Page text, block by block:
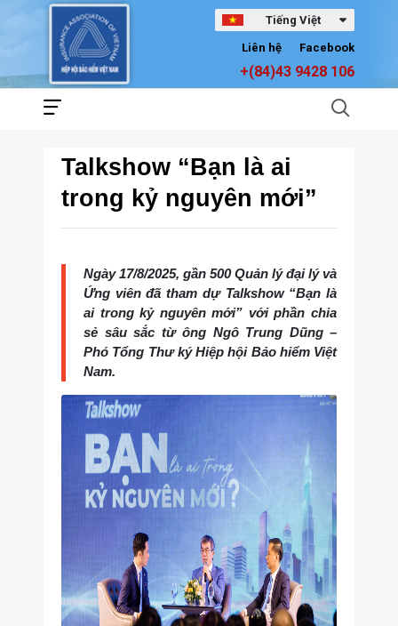
Tiếng Việt
Facebook
Liên hệ
+(84)43 9428 106
Talkshow “Bạn là ai
trong kỷ nguyên mới”
Ngày 17/8/2025, gần 500 Quản lý đại lý và
Ứng viên đã tham dự Talkshow “Bạn là
ai trong kỷ nguyên mới” với phần chia
sẻ sâu sắc từ ông Ngô Trung Dũng –
Phó Tổng Thư ký Hiệp hội Bảo hiểm Việt
Nam.